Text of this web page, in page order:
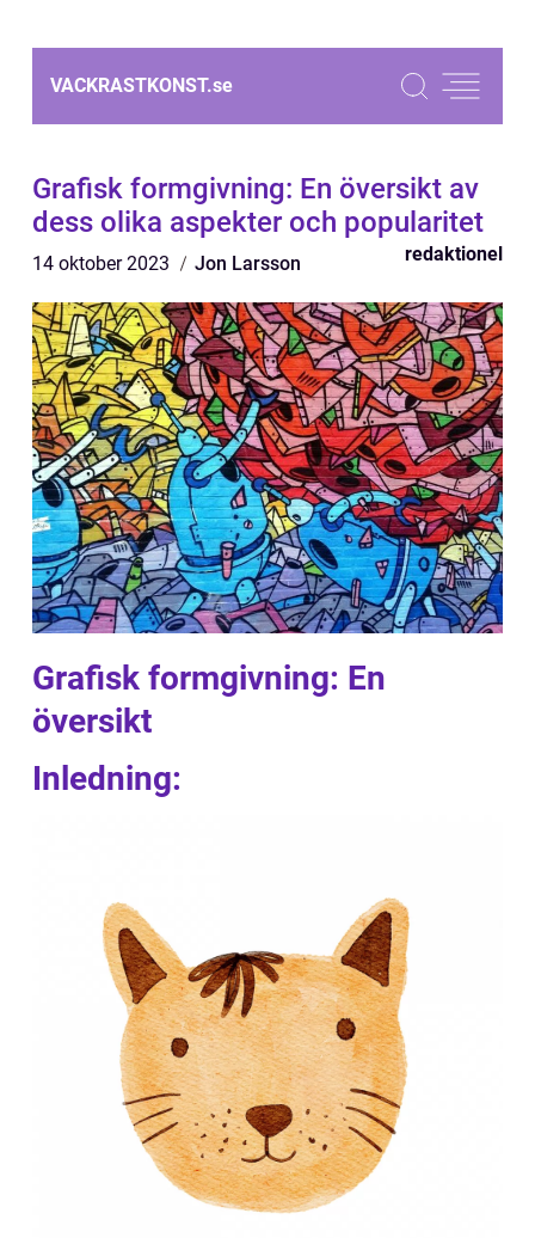
VACKRASTKONST.se
Grafisk formgivning: En översikt av
dess olika aspekter och popularitet
14 oktober 2023 Jon Larsson redaktionel
Grafisk formgivning: En
översikt
Inledning: